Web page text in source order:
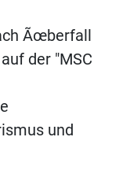
Ãœberfall
der "MSC
und